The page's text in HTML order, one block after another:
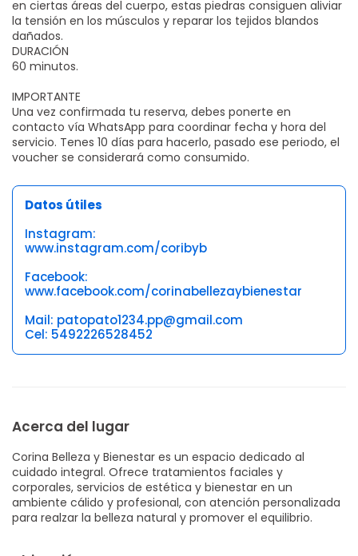
en ciertas áreas del cuerpo, estas piedras consiguen aliviar
la tensión en los músculos y reparar los tejidos blandos
dañados.
DURACIÓN
60 minutos.
IMPORTANTE
Una vez confirmada tu reserva, debes ponerte en
contacto vía WhatsApp para coordinar fecha y hora del
servicio. Tenes 10 días para hacerlo, pasado ese periodo, el
voucher se considerará como consumido.
Datos útiles
Instagram:
www.instagram.com/coribyb
Facebook:
www.facebook.com/corinabellezaybienestar
Mail: patopato1234.pp@gmail.com
Cel: 5492226528452
Acerca del lugar
Corina Belleza y Bienestar es un espacio dedicado al
cuidado integral. Ofrece tratamientos faciales y
corporales, servicios de estética y bienestar en un
ambiente cálido y profesional, con atención personalizada
para realzar la belleza natural y promover el equilibrio.